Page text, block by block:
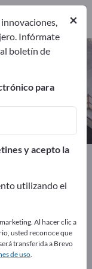
Fabricantes6
– Contactos
×
Infórmate
boletín de
para
y acepto la
utilizando el
Al hacer clic a
usted reconoce que
transferida a Brevo
de uso.